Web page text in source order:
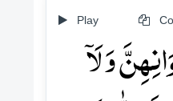
Play
وَ لَاۤ